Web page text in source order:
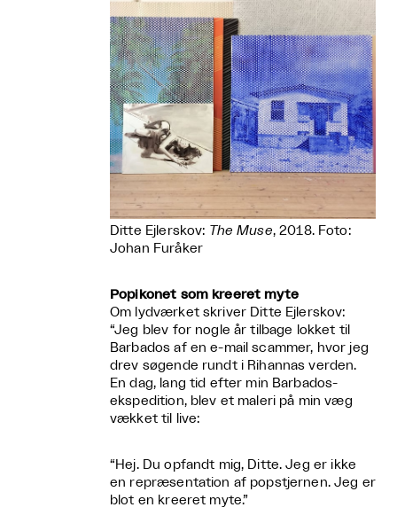
Ditte Ejlerskov: The Muse, 2018. Foto:
Johan Furåker
Popikonet som kreeret myte
Om lydværket skriver Ditte Ejlerskov:
“Jeg blev for nogle år tilbage lokket til
Barbados af en e-mail scammer, hvor jeg
drev søgende rundt i Rihannas verden.
En dag, lang tid efter min Barbados-
ekspedition, blev et maleri på min væg
vækket til live:
“Hej. Du opfandt mig, Ditte. Jeg er ikke
en repræsentation af popstjernen. Jeg er
blot en kreeret myte.”